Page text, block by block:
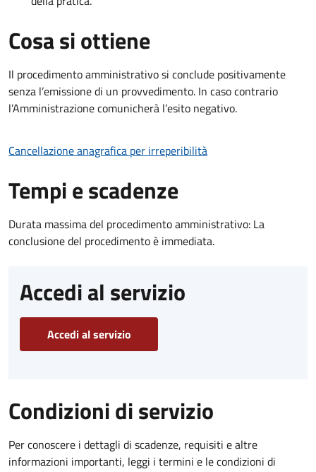
Cosa si ottiene
Il procedimento amministrativo si conclude positivamente
senza l’emissione di un provvedimento. In caso contrario
l’Amministrazione comunicherà l’esito negativo.
Cancellazione anagrafica per irreperibilità
Tempi e scadenze
Durata massima del procedimento amministrativo: La
conclusione del procedimento è immediata.
Accedi al servizio
Accedi al servizio
Condizioni di servizio
Per conoscere i dettagli di scadenze, requisiti e altre
informazioni importanti, leggi i termini e le condizioni di